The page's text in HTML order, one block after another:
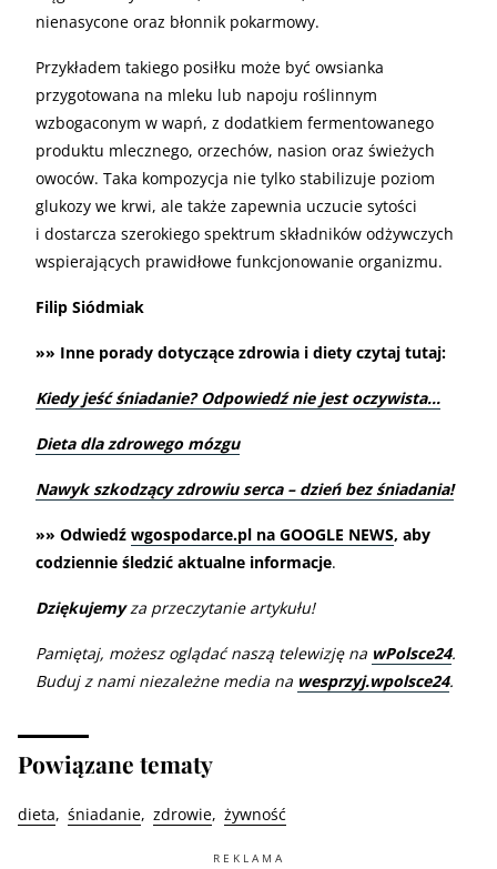
nienasycone oraz błonnik pokarmowy.
Przykładem takiego posiłku może być owsianka
przygotowana na mleku lub napoju roślinnym
wzbogaconym w wapń, z dodatkiem fermentowanego
produktu mlecznego, orzechów, nasion oraz świeżych
owoców. Taka kompozycja nie tylko stabilizuje poziom
glukozy we krwi, ale także zapewnia uczucie sytości
i dostarcza szerokiego spektrum składników odżywczych
wspierających prawidłowe funkcjonowanie organizmu.
Filip Siódmiak
»» Inne porady dotyczące zdrowia i diety czytaj tutaj:
Kiedy jeść śniadanie? Odpowiedź nie jest oczywista…
Dieta dla zdrowego mózgu
Nawyk szkodzący zdrowiu serca – dzień bez śniadania!
»» Odwiedź wgospodarce.pl na GOOGLE NEWS, aby
codziennie śledzić aktualne informacje.
Dziękujemyza przeczytanie artykułu!
Pamiętaj, możesz oglądać naszą telewizję na wPolsce24.
Buduj z nami niezależne media na wesprzyj.wpolsce24.
Powiązane tematy
dieta śniadanie zdrowie żywność